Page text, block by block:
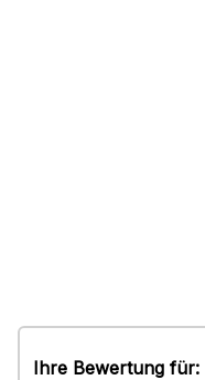
Ihre Bewertung für: